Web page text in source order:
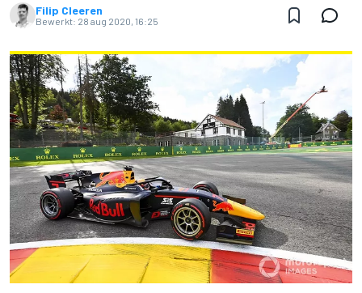
Filip Cleeren
Bewerkt: 28 aug 2020, 16:25